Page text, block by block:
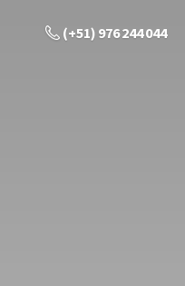
(+51) 976 244 044